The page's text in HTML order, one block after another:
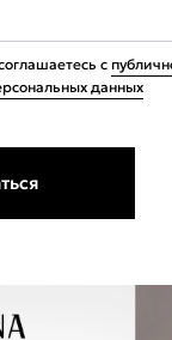
с
данных